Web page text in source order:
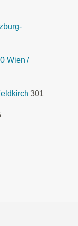
Wien /
301